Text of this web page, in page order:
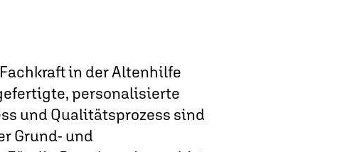
in der Altenhilfe
personalisierte
und Qualitätsprozess sind
Grund- und